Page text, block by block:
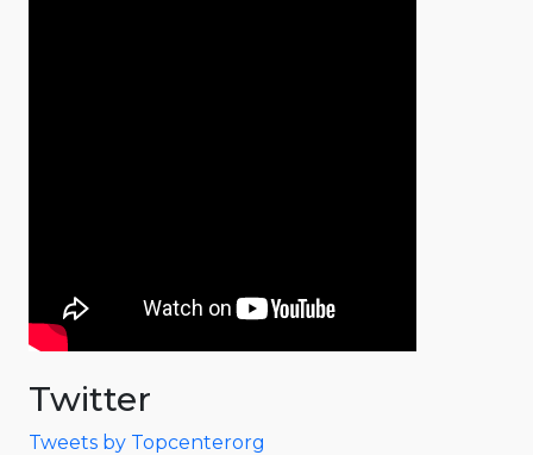
Twitter
Tweets by Topcenterorg